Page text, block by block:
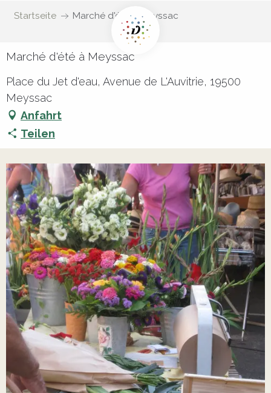
Startseite Marché d'été à Meyssac
Marché d'été à Meyssac
Place du Jet d'eau, Avenue de L'Auvitrie, 19500
Meyssac
Anfahrt
Teilen